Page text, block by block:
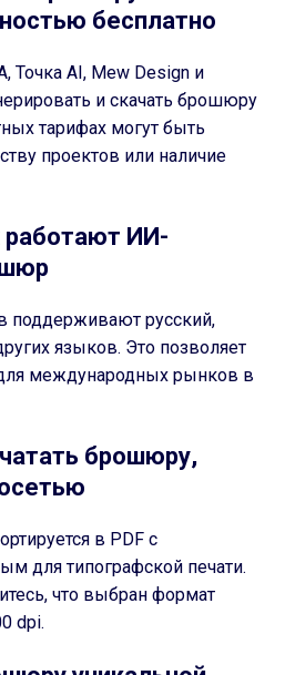
бесплатно
Точка AI, Mew Design и
и скачать брошюру
тарифах могут быть
проектов или наличие
работают ИИ-
поддерживают русский,
языков. Это позволяет
международных рынков в
брошюру,
в PDF с
для типографской печати.
что выбран формат
dpi.